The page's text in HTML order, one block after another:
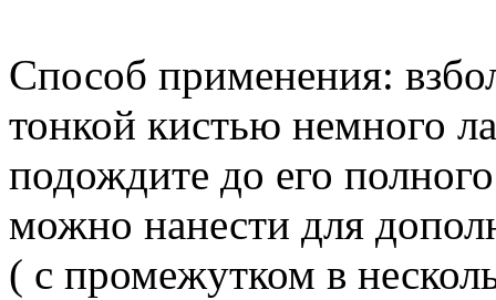
Способ применения:
тонкой кистью немного
подождите до его
можно нанести для
( с промежутком в